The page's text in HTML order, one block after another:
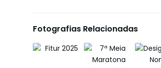
Fotografias Relacionadas